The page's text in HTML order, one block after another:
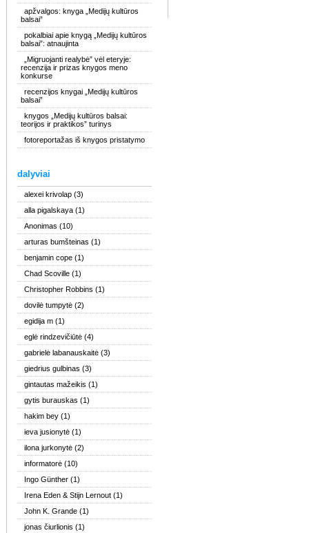
apžvalgos: knyga „Medijų kultūros
balsai”
pokalbiai apie knygą „Medijų kultūros
balsai”: atnaujinta
„Migruojanti realybė” vėl eteryje:
recenzija ir prizas knygos meno
konkurse
recenzijos knygai „Medijų kultūros
balsai”
knygos „Medijų kultūros balsai:
teorijos ir praktikos” turinys
fotoreportažas iš knygos pristatymo
dalyviai
alexei krivolap (3)
alla pigalskaya (1)
Anonimas (10)
arturas bumšteinas (1)
benjamin cope (1)
Chad Scoville (1)
Christopher Robbins (1)
dovilė tumpytė (2)
egidija m (1)
eglė rindzevičiūtė (4)
gabrielė labanauskaitė (3)
giedrius gulbinas (3)
gintautas mažeikis (1)
gytis burauskas (1)
hakim bey (1)
ieva jusionytė (1)
ilona jurkonytė (2)
informatorė (10)
Ingo Günther (1)
Irena Eden & Stijn Lernout (1)
John K. Grande (1)
jonas čiurlionis (1)